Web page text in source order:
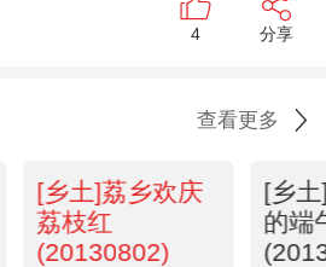
4 分享
查看更多
[乡土]荔乡欢庆
荔枝红
(20130802)
[乡
的端